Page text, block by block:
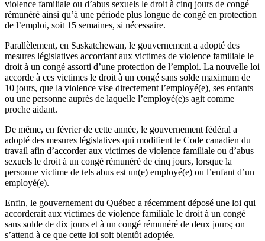
violence familiale ou d’abus sexuels le droit à cinq jours de congé
rémunéré ainsi qu’à une période plus longue de congé en protection
de l’emploi, soit 15 semaines, si nécessaire.
Parallèlement, en Saskatchewan, le gouvernement a adopté des
mesures législatives accordant aux victimes de violence familiale le
droit à un congé assorti d’une protection de l’emploi. La nouvelle loi
accorde à ces victimes le droit à un congé sans solde maximum de
10 jours, que la violence vise directement l’employé(e), ses enfants
ou une personne auprès de laquelle l’employé(e)s agit comme
proche aidant.
De même, en février de cette année, le gouvernement fédéral a
adopté des mesures législatives qui modifient le Code canadien du
travail afin d’accorder aux victimes de violence familiale ou d’abus
sexuels le droit à un congé rémunéré de cinq jours, lorsque la
personne victime de tels abus est un(e) employé(e) ou l’enfant d’un
employé(e).
Enfin, le gouvernement du Québec a récemment déposé une loi qui
accorderait aux victimes de violence familiale le droit à un congé
sans solde de dix jours et à un congé rémunéré de deux jours; on
s’attend à ce que cette loi soit bientôt adoptée.